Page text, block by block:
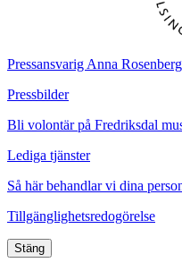
Pressansvarig Anna Rosenberg
Pressbilder
Bli volontär på Fredriksdal
Lediga tjänster
Så här behandlar vi dina
Tillgänglighetsredogörelse
Stäng